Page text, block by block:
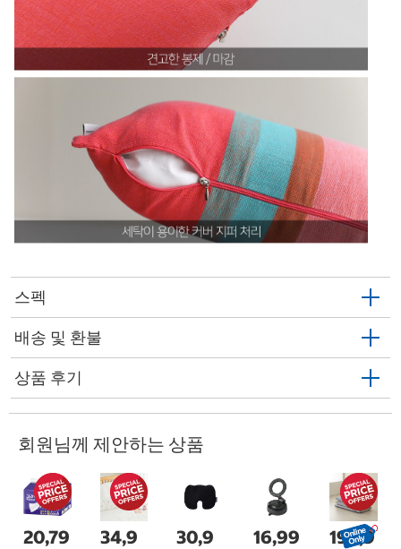
스펙
배송 및 환불
상품 후기
회원님께 제안하는 상품
20,79
34,9
30,9
16,99
199,9